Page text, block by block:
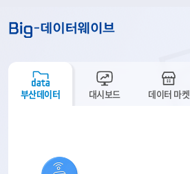
부산데이터 대시보드 데이터 마켓